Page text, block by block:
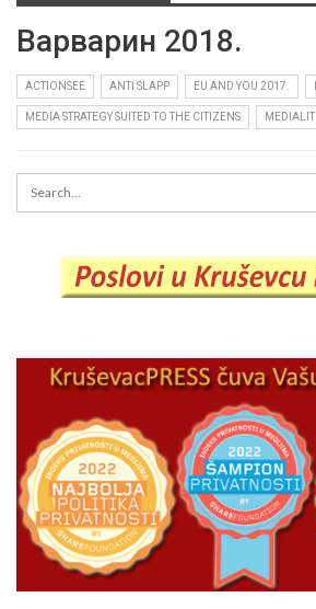
Варварин 2018.
ACTIONSEE ANTI SLAPP EU AND YOU 2017.
MEDIA STRATEGY SUITED TO THE CITIZENS MEDIALIT